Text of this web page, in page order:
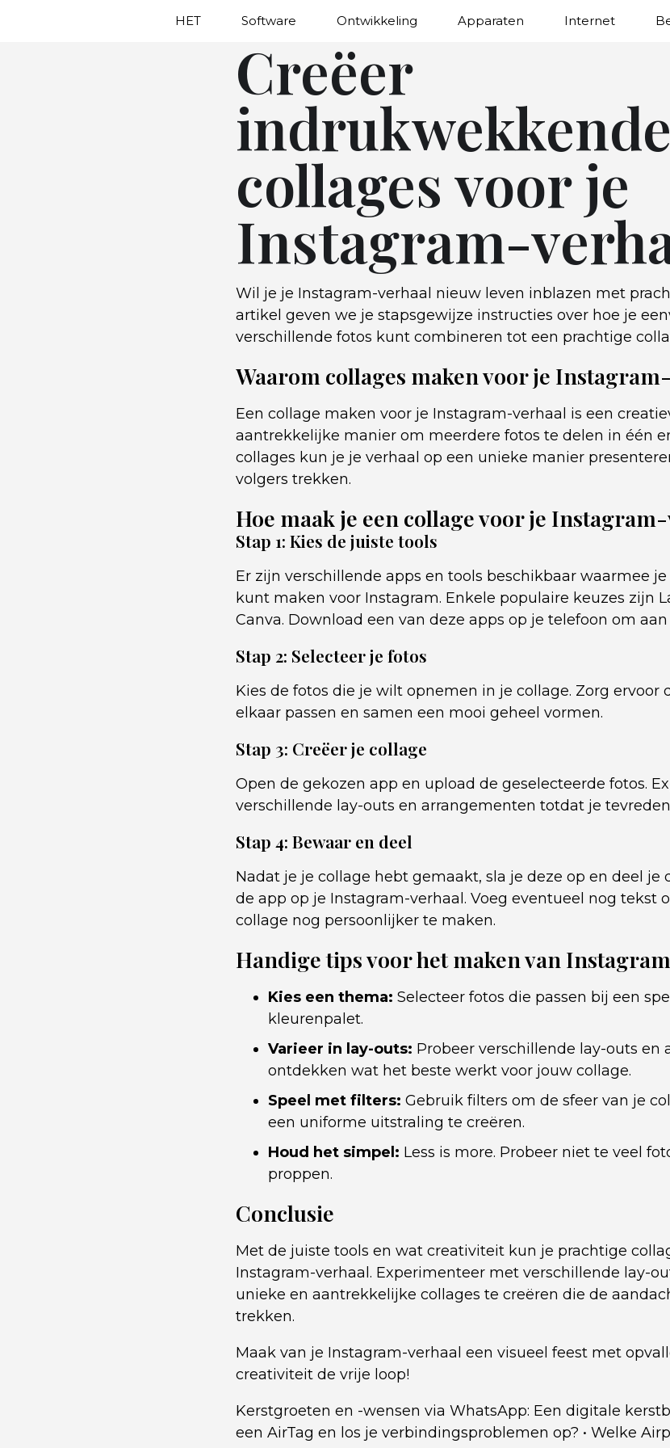
HET Software Ontwikkeling Apparaten Internet
Creëer
indrukwekkende
collages voor je
Instagram-
Wil je je Instagram-verhaal nieuw leven inblazen met
artikel geven we je stapsgewijze instructies over hoe je
verschillende fotos kunt combineren tot een prachtige
Waarom collages maken voor je
Een collage maken voor je Instagram-verhaal is een
aantrekkelijke manier om meerdere fotos te delen in één
collages kun je je verhaal op een unieke manier
volgers trekken.
Hoe maak je een collage voor je
Stap 1: Kies de juiste tools
Er zijn verschillende apps en tools beschikbaar waarmee
kunt maken voor Instagram. Enkele populaire keuzes zijn
Canva. Download een van deze apps op je telefoon om
Stap 2: Selecteer je fotos
Kies de fotos die je wilt opnemen in je collage. Zorg ervoor
elkaar passen en samen een mooi geheel vormen.
Stap 3: Creëer je collage
Open de gekozen app en upload de geselecteerde fotos.
verschillende lay-outs en arrangementen totdat je
Stap 4: Bewaar en deel
Nadat je je collage hebt gemaakt, sla je deze op en deel je
de app op je Instagram-verhaal. Voeg eventueel nog tekst
collage nog persoonlijker te maken.
Handige tips voor het maken van
Kies een thema: Selecteer fotos die passen bij een
kleurenpalet.
Varieer in lay-outs: Probeer verschillende lay-outs en
ontdekken wat het beste werkt voor jouw collage.
Speel met filters: Gebruik filters om de sfeer van je
een uniforme uitstraling te creëren.
Houd het simpel: Less is more. Probeer niet te veel
proppen.
Conclusie
Met de juiste tools en wat creativiteit kun je prachtige
Instagram-verhaal. Experimenteer met verschillende lay-
unieke en aantrekkelijke collages te creëren die de
trekken.
Maak van je Instagram-verhaal een visueel feest met
creativiteit de vrije loop!
Kerstgroeten en -wensen via WhatsApp: Een digitale
een AirTag en los je verbindingsproblemen op? • Welke